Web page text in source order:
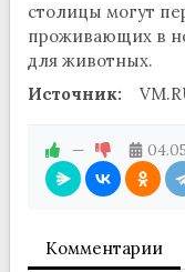
столицы могут
проживающих в
для животных.
Источник:
—
Комментарии